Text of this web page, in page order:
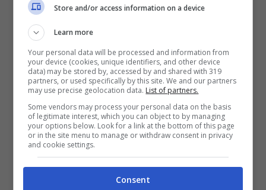
Sebbene in molti conoscessero Riccardo
come un ragazzo con dei problemi, non c’era
mai stata una diagnosi medica che
accertasse la questione e nessuno
immaginava che la sua malattia potesse
portarlo a compiere un gesto del genere.
Appariva come un ragazzo normale sebbene
un po’ strano, poi qualche mese l
‘improvviso
sempre più preoccupanti ma mai violenti.
Store and/or access information on a device
Learn more
Your personal data will be processed and information from
your device (cookies, unique identifiers, and other device
data) may be stored by, accessed by and shared with 319
partners, or used specifically by this site. We and our partners
may use precise geolocation data. List of partners.
Some vendors may process your personal data on the basis
of legitimate interest, which you can object to by managing
your options below. Look for a link at the bottom of this page
or in the site menu to manage or withdraw consent in privacy
and cookie settings.
Consent